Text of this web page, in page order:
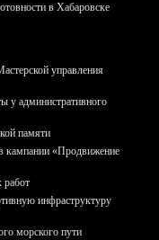
в Хабаровске
управления
у административного
памяти
кампании «Продвижение
инфраструктуру
морского пути